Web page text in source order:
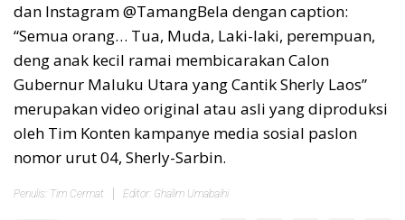
dan Instagram @TamangBela dengan caption:
“Semua orang… Tua, Muda, Laki-laki, perempuan,
deng anak kecil ramai membicarakan Calon
Gubernur Maluku Utara yang Cantik Sherly Laos”
merupakan video original atau asli yang diproduksi
oleh Tim Konten kampanye media sosial paslon
nomor urut 04, Sherly-Sarbin.
Penulis: Tim Cermat Editor: Ghalim Umabaihi